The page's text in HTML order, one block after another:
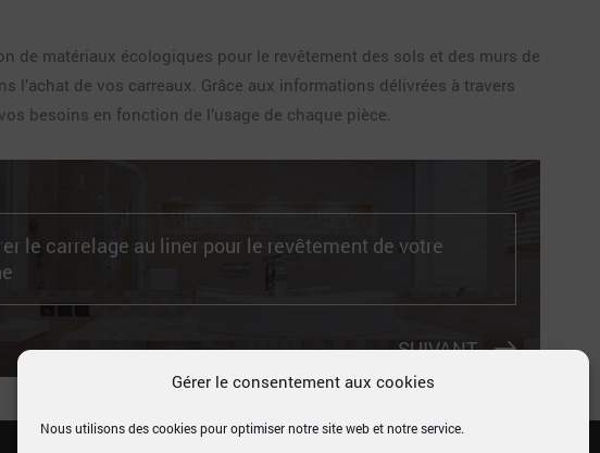
Gérer le consentement aux cookies
Nous utilisons des cookies pour optimiser notre site web et notre service.
de matériaux écologiques pour le revêtement des sols et des murs de
de vos carreaux. Grâce aux informations délivrées à travers
besoins en fonction de l’usage de chaque pièce.
le carrelage au liner pour le revêtement de votre
SUIVANT